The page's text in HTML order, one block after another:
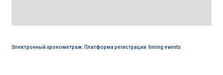
Электронный хронометраж, Платформа регистрации timing events